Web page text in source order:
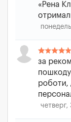
«Рена
за
роботи,